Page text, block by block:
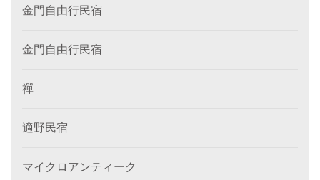
金門自由行民宿
金門自由行民宿
禪
適野民宿
マイクロアンティーク